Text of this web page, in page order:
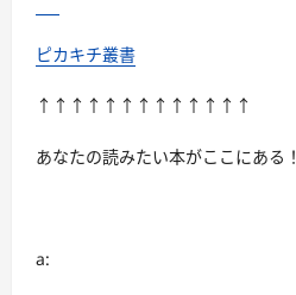
ピカキチ叢書
↑↑↑↑↑↑↑↑↑↑↑↑↑
あなたの読みたい本がここにある！
a: